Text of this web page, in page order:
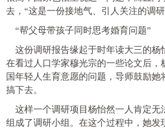
去，“这是一份接地气、引人关注的调
“帮父母带孩子同时思考婚育问题”
这份调研报告缘起于时年读大三的杨
在看过人口学家穆光宗的一些论文后，
国年轻人生育意愿的问题，导师鼓励她
搞下去。
这样一个调研项目杨怡然一人肯定无
组成了调研小组。在这个过程中，她